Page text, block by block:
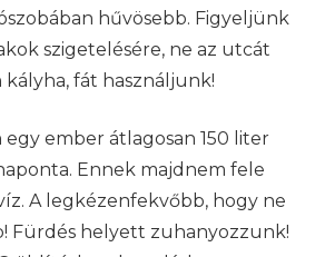
hűvösebb. Figyeljünk
szigetelésére, ne az utcát
fát használjunk!
egy ember átlagosan 150 liter
Ennek majdnem fele
A legkézenfekvőbb, hogy ne
Fürdés helyett zuhanyozzunk!